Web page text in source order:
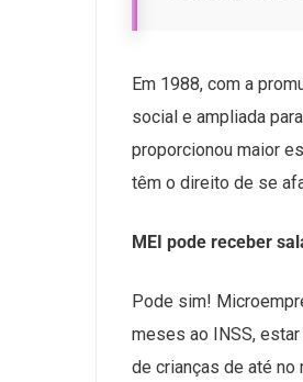
Em 1988, com a
social e ampliada
proporcionou maior
têm o direito de se
MEI pode receber
Pode sim!
meses ao INSS,
de crianças de até no